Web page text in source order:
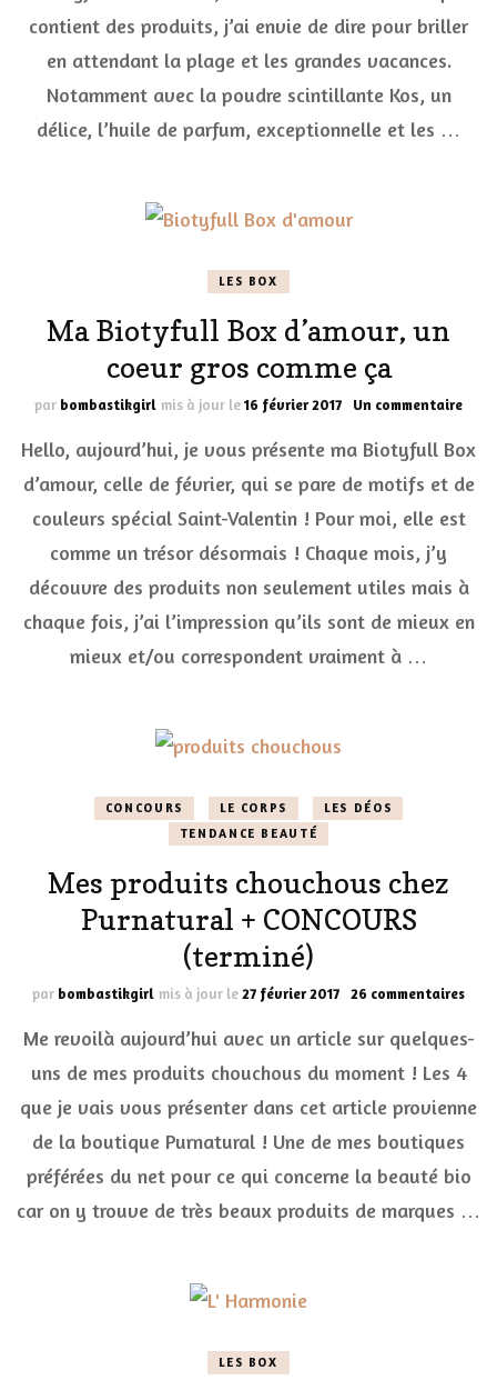
contient des produits, j’ai envie de dire pour briller
en attendant la plage et les grandes vacances.
Notamment avec la poudre scintillante Kos, un
délice, l’huile de parfum, exceptionnelle et les …
LES BOX
Ma Biotyfull Box d’amour, un
coeur gros comme ça
par bombastikgirl mis à jour le16 février 2017 Un commentairesur
un
Hello, aujourd’hui, je vous présente ma Biotyfull Box
d’amour, celle de février, qui se pare de motifs et de
couleurs spécial Saint-Valentin ! Pour moi, elle est
comme un trésor désormais ! Chaque mois, j’y
découvre des produits non seulement utiles mais à
chaque fois, j’ai l’impression qu’ils sont de mieux en
mieux et/ou correspondent vraiment à …
CONCOURS LE CORPS
LES DÉOS
TENDANCE BEAUTÉ
Mes produits chouchous chez
Purnatural + CONCOURS
(terminé)
par bombastikgirl mis à jour le27 février 2017 26 commentairessur
chez
Me revoilà aujourd’hui avec un article sur quelques-
uns de mes produits chouchous du moment ! Les 4
que je vais vous présenter dans cet article provienne
de la boutique Purnatural ! Une de mes boutiques
préférées du net pour ce qui concerne la beauté bio
car on y trouve de très beaux produits de marques …
LES BOX